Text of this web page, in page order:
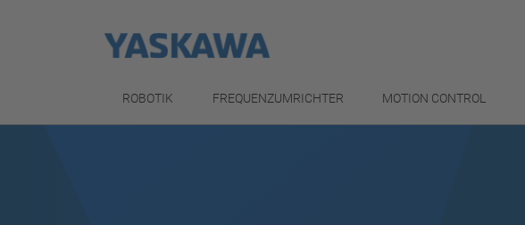
ROBOTIK FREQUENZUMRICHTER MOTION CONTROL